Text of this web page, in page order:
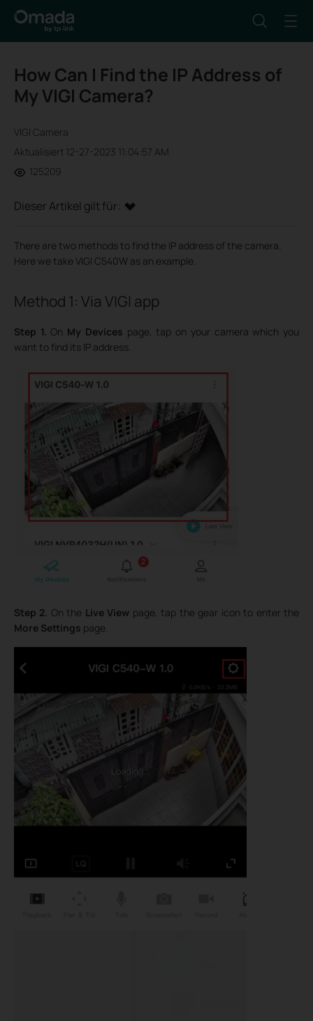
How Can I Find the IP Address of
My VIGI Camera?
VIGI Camera
Aktualisiert 12-27-2023 11:04:57 AM
125209
Dieser Artikel gilt für:
There are two methods to find the IP address of the camera.
Here we take VIGI C540W as an example.
Method 1: Via VIGI app
Step 1. On My Devices page, tap on your camera which you
want to find its IP address.
Step 2. On the Live View page, tap the gear icon to enter the
More Settings page.